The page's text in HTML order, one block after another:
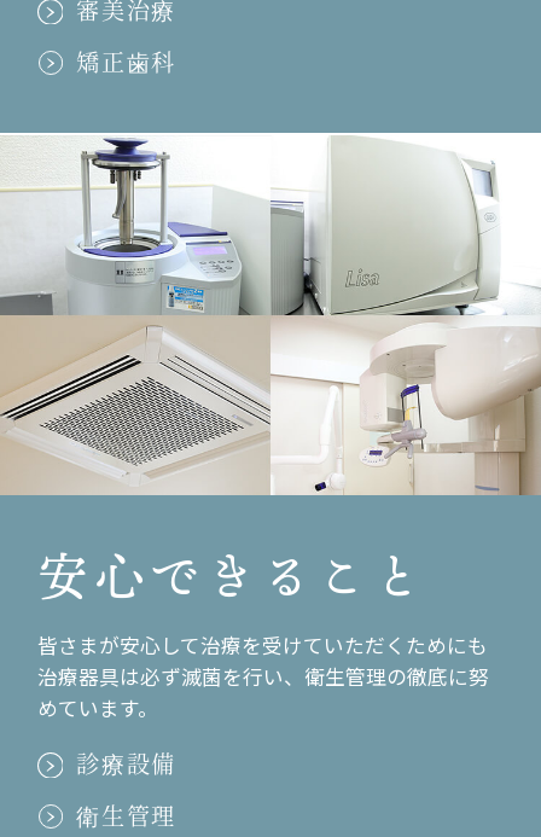
講習会報告！
2011.11.18
2011.11.08
七五三！＆結婚式
2011.11.07
福岡！
2011.11.01
勉強熱心！
2011.10.13
初めての運動会！
二ヵ月に一会
安城の「こもれび歯科」から見学に！
2011.09.20
審美治療
矯正歯科
安心できること
皆さまが安心して治療を受けていただくためにも
治療器具は必ず滅菌を行い、衛生管理の徹底に努
めています。
診療設備
衛生管理